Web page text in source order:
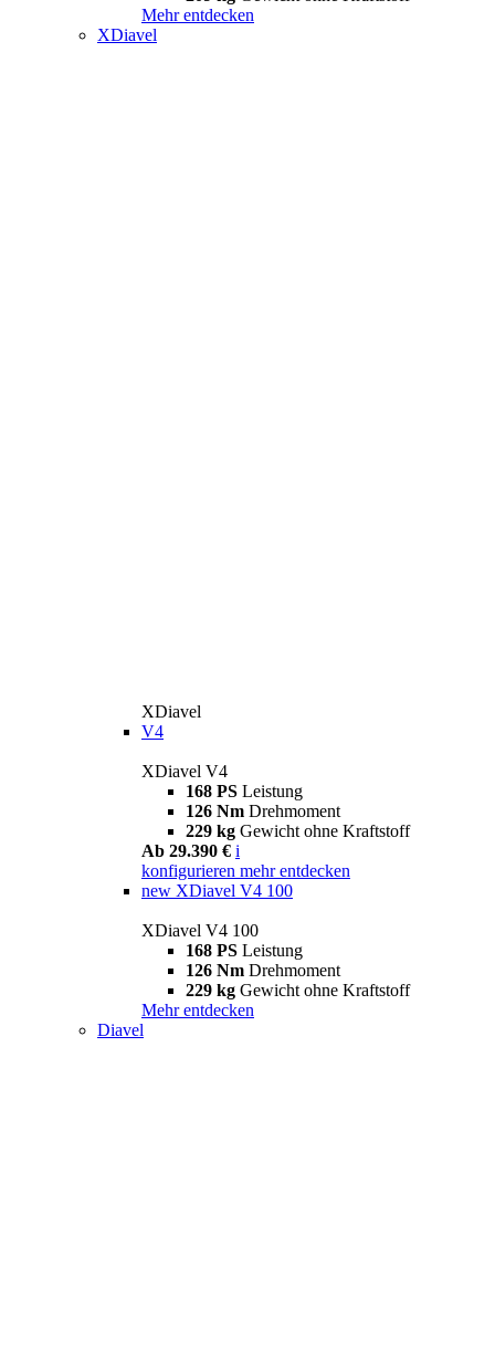
Mehr entdecken
XDiavel
XDiavel
V4
XDiavel V4
168 PS Leistung
126 Nm Drehmoment
229 kg Gewicht ohne Kraftstoff
Ab 29.390 € i
konfigurieren mehr entdecken
new XDiavel V4 100
XDiavel V4 100
168 PS Leistung
126 Nm Drehmoment
229 kg Gewicht ohne Kraftstoff
Mehr entdecken
Diavel